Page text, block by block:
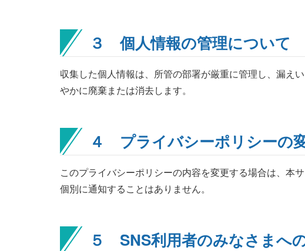
３ 個人情報の管理について
収集した個人情報は、所管の部署が厳重に管理し、漏え
やかに廃棄または消去します。
４ プライバシーポリシーの
このプライバシーポリシーの内容を変更する場合は、本
個別に通知することはありません。
５ SNS利用者のみなさまへ